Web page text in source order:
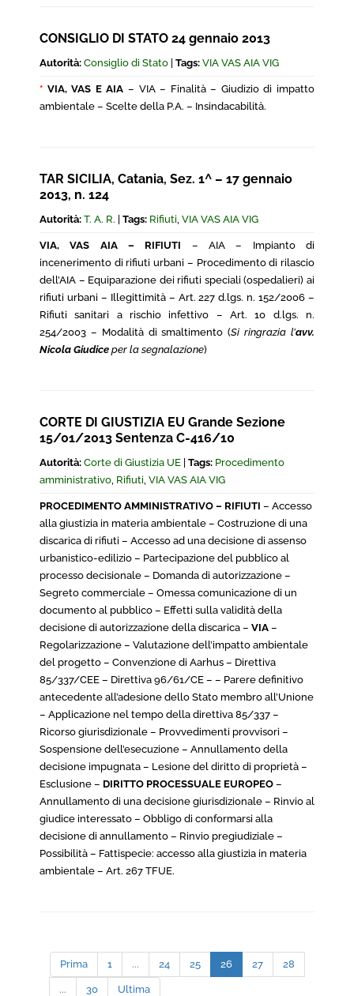
CONSIGLIO DI STATO 24 gennaio 2013
Autorità: Consiglio di Stato Tags: VIA VAS AIA VIG
* VIA, VAS E AIA – VIA – Finalità – Giudizio di impatto
ambientale – Scelte della P.A. – Insindacabilità.
TAR SICILIA, Catania, Sez. 1^ – 17 gennaio
2013, n. 124
Autorità: T. A. R. Tags: Rifiuti, VIA VAS AIA VIG
VIA, VAS AIA – RIFIUTI – AIA – Impianto di
incenerimento di rifiuti urbani – Procedimento di rilascio
dell’AIA – Equiparazione dei rifiuti speciali (ospedalieri) ai
rifiuti urbani – Illegittimità – Art. 227 d.lgs. n. 152/2006 –
Rifiuti sanitari a rischio infettivo – Art. 10 d.lgs. n.
254/2003 – Modalità di smaltimento (Si ringrazia l’avv.
Nicola Giudice per la segnalazione)
CORTE DI GIUSTIZIA EU Grande Sezione
15/01/2013 Sentenza C-416/10
Autorità: Corte di Giustizia UE Tags: Procedimento
amministrativo, Rifiuti, VIA VAS AIA VIG
PROCEDIMENTO AMMINISTRATIVO – RIFIUTI – Accesso
alla giustizia in materia ambientale – Costruzione di una
discarica di rifiuti – Accesso ad una decisione di assenso
urbanistico-edilizio – Partecipazione del pubblico al
processo decisionale – Domanda di autorizzazione –
Segreto commerciale – Omessa comunicazione di un
documento al pubblico – Effetti sulla validità della
decisione di autorizzazione della discarica – VIA –
Regolarizzazione – Valutazione dell’impatto ambientale
del progetto – Convenzione di Aarhus – Direttiva
85/337/CEE – Direttiva 96/61/CE – – Parere definitivo
antecedente all’adesione dello Stato membro all’Unione
– Applicazione nel tempo della direttiva 85/337 –
Ricorso giurisdizionale – Provvedimenti provvisori –
Sospensione dell’esecuzione – Annullamento della
decisione impugnata – Lesione del diritto di proprietà –
Esclusione – DIRITTO PROCESSUALE EUROPEO –
Annullamento di una decisione giurisdizionale – Rinvio al
giudice interessato – Obbligo di conformarsi alla
decisione di annullamento – Rinvio pregiudiziale –
Possibilità – Fattispecie: accesso alla giustizia in materia
ambientale – Art. 267 TFUE.
Prima 1 ... 24 25 26 27 28
... 30 Ultima